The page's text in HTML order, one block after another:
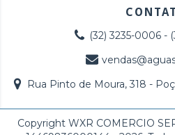
(32) 3235-0006 -
Rua Pinto de Moura, 318 -
Copyright WXR COMERCIO